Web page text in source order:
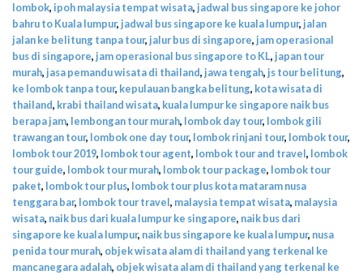
lombok, ipoh malaysia tempat wisata, jadwal bus singapore ke johor
bahru to Kuala lumpur, jadwal bus singapore ke kuala lumpur, jalan
jalan ke belitung tanpa tour, jalur bus di singapore, jam operasional
bus di singapore, jam operasional bus singapore to KL, japan tour
murah, jasa pemandu wisata di thailand, jawa tengah, js tour belitung,
ke lombok tanpa tour, kepulauan bangka belitung, kota wisata di
thailand, krabi thailand wisata, kuala lumpur ke singapore naik bus
berapa jam, lembongan tour murah, lombok day tour, lombok gili
trawangan tour, lombok one day tour, lombok rinjani tour, lombok tour,
lombok tour 2019, lombok tour agent, lombok tour and travel, lombok
tour guide, lombok tour murah, lombok tour package, lombok tour
paket, lombok tour plus, lombok tour plus kota mataram nusa
tenggara bar, lombok tour travel, malaysia tempat wisata, malaysia
wisata, naik bus dari kuala lumpur ke singapore, naik bus dari
singapore ke kuala lumpur, naik bus singapore ke kuala lumpur, nusa
penida tour murah, objek wisata alam di thailand yang terkenal ke
mancanegara adalah, objek wisata alam di thailand yang terkenal ke